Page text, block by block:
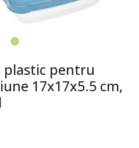
plastic pentru
17x17x5.5 cm,